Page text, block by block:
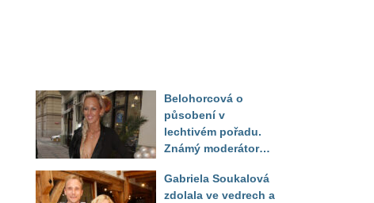
Belohorcová o
působení v
lechtivém pořadu.
Známý moderátor
sledoval pod dekou
Gabriela Soukalová
zdolala ve vedrech a